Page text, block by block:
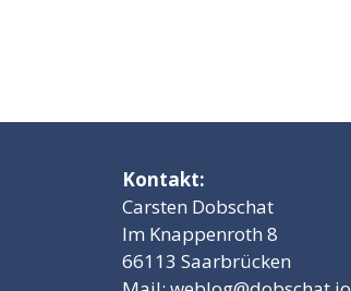
Kontakt:
Carsten Dobschat
Im Knappenroth 8
66113 Saarbrücken